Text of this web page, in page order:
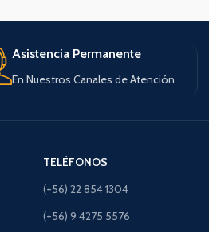
Asistencia Permanente
En Nuestros Canales de Atención
TELÉFONOS
(+56) 22 854 1304
(+56) 9 4275 5576